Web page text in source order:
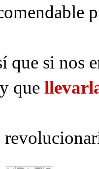
que si nos
que